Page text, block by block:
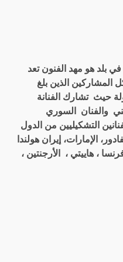
بلد هو مهد الفنون تعد
المشاركين الذين بلغ
29 فنانا ينتمون الى 18 دولة حيث تشارك الفنانة
والفنان السوري
التشكيليين من الدول
الإمارات، إيران هولندا
فرنسا ، هاييتي ، الأرجنتين ،